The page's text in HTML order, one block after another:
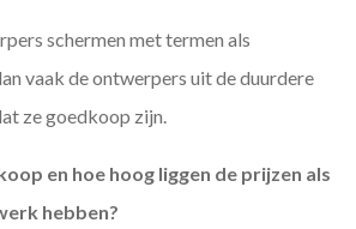
schermen met termen als
vaak de ontwerpers uit de duurdere
ze goedkoop zijn.
en hoe hoog liggen de prijzen als
hebben?